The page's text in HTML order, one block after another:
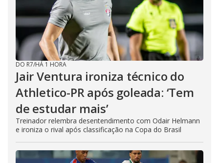
DO R7/HÁ 1 HORA
Jair Ventura ironiza técnico do
Athletico-PR após goleada: ‘Tem
de estudar mais’
Treinador relembra desentendimento com Odair Helmann
e ironiza o rival após classificação na Copa do Brasil